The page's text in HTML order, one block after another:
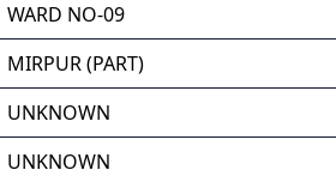
WARD NO-09
MIRPUR (PART)
UNKNOWN
UNKNOWN